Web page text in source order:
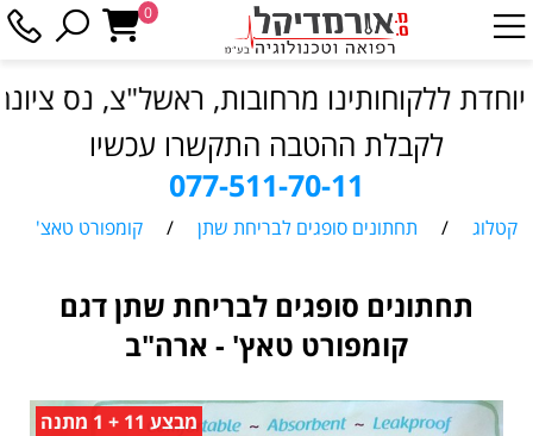
0
ללקוחותינו מרחובות, ראשל"צ, נס ציונה
לקבלת ההטבה התקשרו עכשיו
077-511-70-11
קטלוג / תחתונים סופגים לבריחת שתן / קומפורט טאצ'
תחתונים סופגים לבריחת שתן דגם
קומפורט טאץ' - ארה"ב
מבצע 11 + 1 מתנה